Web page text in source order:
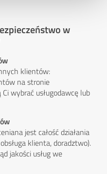
w
klientów:
na stronie
wybrać usługodawcę lub
jest całość działania
klienta, doradztwo).
jakości usług we